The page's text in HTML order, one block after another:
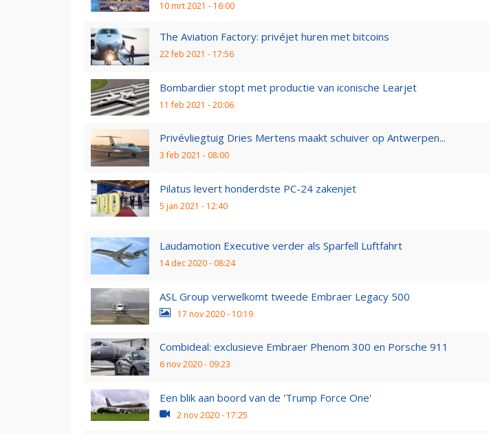
10 mrt 2021 - 16:00
The Aviation Factory: privéjet huren met bitcoins
22 feb 2021 - 17:56
Bombardier stopt met productie van iconische Learjet
11 feb 2021 - 20:06
Privévliegtuig Dries Mertens maakt schuiver op Antwerpen...
3 feb 2021 - 08:00
Pilatus levert honderdste PC-24 zakenjet
5 jan 2021 - 12:40
Laudamotion Executive verder als Sparfell Luftfahrt
14 dec 2020 - 08:24
ASL Group verwelkomt tweede Embraer Legacy 500
17 nov 2020 - 10:19
Combideal: exclusieve Embraer Phenom 300 en Porsche 911
6 nov 2020 - 09:23
Een blik aan boord van de 'Trump Force One'
2 nov 2020 - 17:25